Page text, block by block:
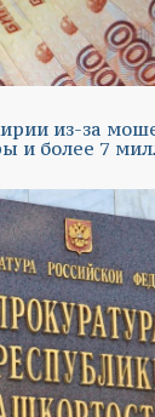
из-за
и более 7